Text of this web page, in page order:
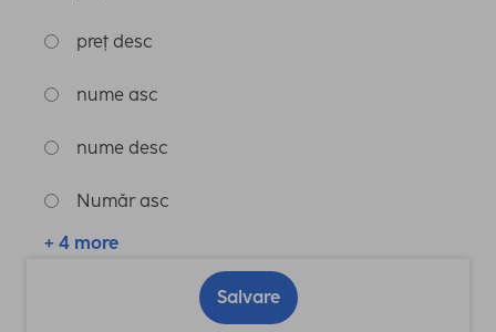
preț desc
nume asc
nume desc
Număr asc
+ 4 more
Salvare